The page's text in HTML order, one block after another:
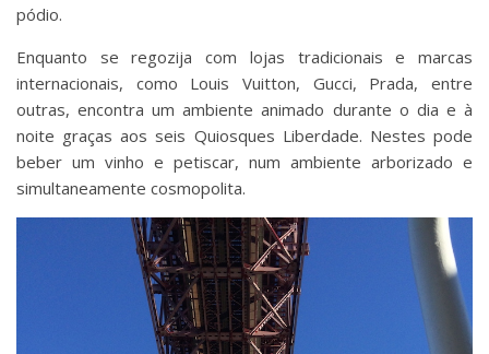
pódio.
Enquanto se regozija com lojas tradicionais e marcas
internacionais, como Louis Vuitton, Gucci, Prada, entre
outras, encontra um ambiente animado durante o dia e à
noite graças aos seis Quiosques Liberdade. Nestes pode
beber um vinho e petiscar, num ambiente arborizado e
simultaneamente cosmopolita.